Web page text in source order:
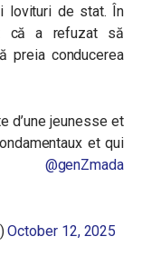
lovituri de stat. În
că a refuzat să
preia conducerea
jeunesse et
et qui
@genZmada
October 12, 2025